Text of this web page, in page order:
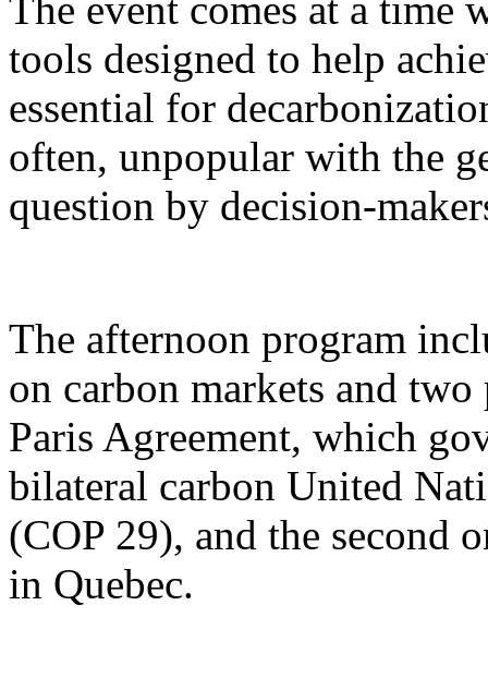
tools designed to help
essential for
often, unpopular with the
question by decision-
The afternoon program
on carbon markets and
Paris Agreement, which
bilateral carbon United
(COP 29), and the second
in Quebec.